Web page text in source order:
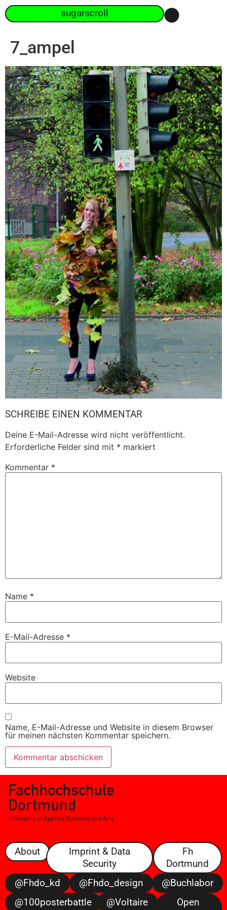
sugarscroll
7_ampel
SCHREIBE EINEN KOMMENTAR
Deine E-Mail-Adresse wird nicht veröffentlicht.
Erforderliche Felder sind mit * markiert
Kommentar *
Name *
E-Mail-Adresse *
Website
Name, E-Mail-Adresse und Website in diesem Browser
für meinen nächsten Kommentar speichern.
About
Imprint & Data
Security
Fh
Dortmund
@fhdo_kd
@fhdo_design
@buchlabor
@100posterbattle
@voltaire
Open